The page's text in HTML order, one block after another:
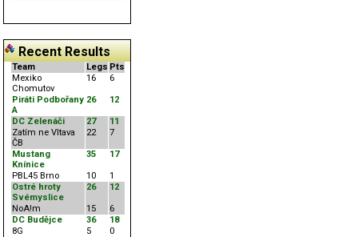
Recent Results
Team Legs Pts
Mexiko
Chomutov
16 6
Piráti Podbořany
A
26 12
DC Zelenáči 27
11
Zatím ne Vltava
ČB
22 7
Mustang
Knínice
35 17
PBL45 Brno 10
1
Ostré hroty
Svémyslice
26 12
NoA!m 15
6
DC Budějce
36
18
8G
5 0